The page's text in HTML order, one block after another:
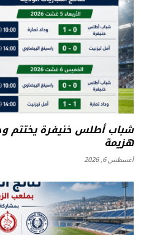
شباب أطلس خنيفرة يختتم
هزيمة
أغسطس 6, 2026